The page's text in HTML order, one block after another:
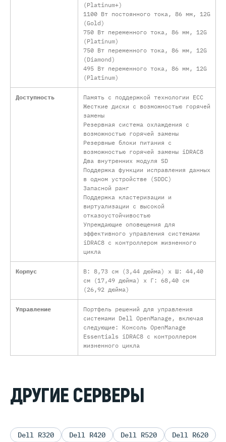
(Platinum+)
1100 Вт постоянного тока, 86 мм, 12G
(Gold)
750 Вт переменного тока, 86 мм, 12G
(Platinum)
750 Вт переменного тока, 86 мм, 12G
(Diamond)
495 Вт переменного тока, 86 мм, 12G
(Platinum)
Доступность
Память с поддержкой технологии ECC
Жесткие диски с возможностью горячей
замены
Резервная система охлаждения с
возможностью горячей замены
Резервные блоки питания с
возможностью горячей замены iDRAC8
Два внутренних модуля SD
Поддержка функции исправления данных
в одном устройстве (SDDC)
Запасной ранг
Поддержка кластеризации и
виртуализации с высокой
отказоустойчивостью
Упреждающие оповещения для
эффективного управления системами
iDRAC8 с контроллером жизненного
цикла
Корпус
В: 8,73 см (3,44 дюйма) x Ш: 44,40
см (17,49 дюйма) x Г: 68,40 см
(26,92 дюйма)
Управление
Портфель решений для управления
системами Dell OpenManage, включая
следующие: Консоль OpenManage
Essentials iDRAC8 с контроллером
жизненного цикла
ДРУГИЕ СЕРВЕРЫ
Dell R320 Dell R420 Dell R520 Dell R620